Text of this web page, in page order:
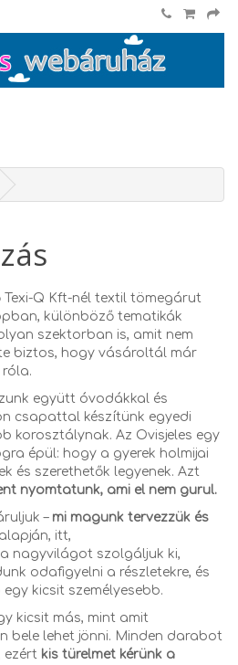
Texi-Q Kft-nél textil tömegárut
különböző tematikák
szektorban is, amit nem
biztos, hogy vásároltál már
róla.
együtt óvodákkal és
csapattal készítünk egyedi
korosztálynak. Az Ovisjeles egy
épül: hogy a gyerek holmijai
és szerethetők legyenek. Azt
nyomtatunk, ami el nem gurul.
– mi magunk tervezzük és
itt,
nagyvilágot szolgáljuk ki,
odafigyelni a részletekre, és
kicsit személyesebb.
kicsit más, mint amit
bele lehet jönni. Minden darabot
ezért kis türelmet kérünk a